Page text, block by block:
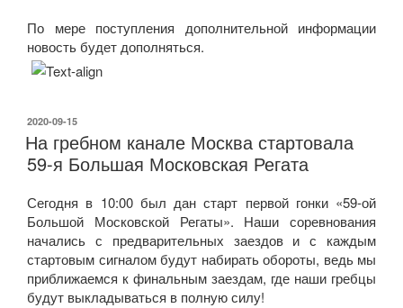
По мере поступления дополнительной информации
новость будет дополняться.
ОПУБЛИКОВАНО
2020-09-15
На гребном канале Москва стартовала
59-я Большая Московская Регата
Сегодня в 10:00 был дан старт первой гонки «59-ой
Большой Московской Регаты». Наши соревнования
начались с предварительных заездов и с каждым
стартовым сигналом будут набирать обороты, ведь мы
приближаемся к финальным заездам, где наши гребцы
будут выкладываться в полную силу!